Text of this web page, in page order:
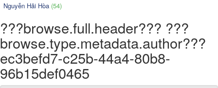
Nguyễn Hải Hòa (54)
???browse.full.header??? ???
browse.type.metadata.author???
ec3befd7-c25b-44a4-80b8-
96b15def0465